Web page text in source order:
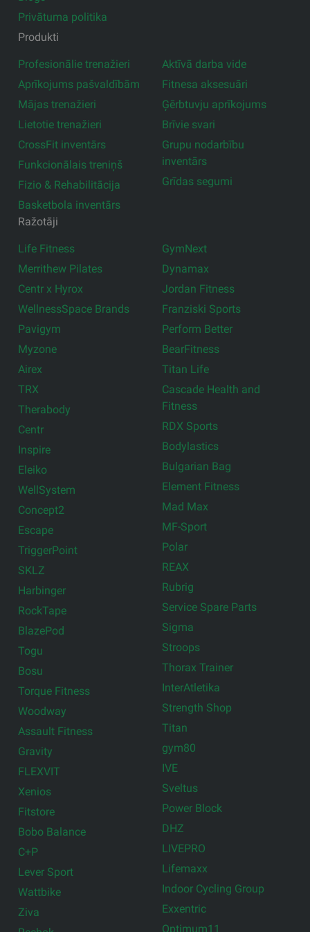
Privātuma politika
Produkti
Profesionālie trenažieri
Aprīkojums pašvaldībām
Mājas trenažieri
Lietotie trenažieri
CrossFit inventārs
Funkcionālais treniņš
Fizio & Rehabilitācija
Basketbola inventārs
Aktīvā darba vide
Fitnesa aksesuāri
Ģērbtuvju aprīkojums
Brīvie svari
Grupu nodarbību
inventārs
Grīdas segumi
Ražotāji
Life Fitness
Merrithew Pilates
Centr x Hyrox
WellnessSpace Brands
Pavigym
Myzone
Airex
TRX
Therabody
Centr
Inspire
Eleiko
WellSystem
Concept2
Escape
TriggerPoint
SKLZ
Harbinger
RockTape
BlazePod
Togu
Bosu
Torque Fitness
Woodway
Assault Fitness
Gravity
FLEXVIT
Xenios
Fitstore
Bobo Balance
C+P
Lever Sport
Wattbike
Ziva
GymNext
Dynamax
Jordan Fitness
Franziski Sports
Perform Better
BearFitness
Titan Life
Cascade Health and
Fitness
RDX Sports
Bodylastics
Bulgarian Bag
Element Fitness
Mad Max
MF-Sport
Polar
REAX
Rubrig
Service Spare Parts
Sigma
Stroops
Thorax Trainer
InterAtletika
Strength Shop
Titan
gym80
IVE
Sveltus
Power Block
DHZ
LIVEPRO
Lifemaxx
Indoor Cycling Group
Exxentric
Optimum11